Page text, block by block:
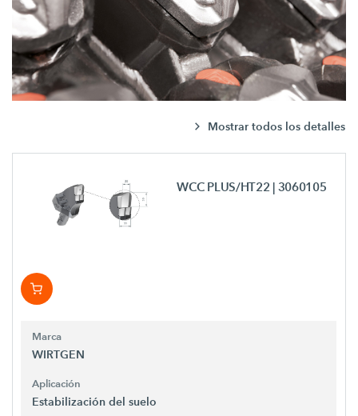
Mostrar todos los detalles
WCC PLUS/HT22 | 3060105
Marca
WIRTGEN
Aplicación
Estabilización del suelo